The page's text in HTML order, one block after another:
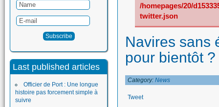
Last published articles
Officier de Port : Une longue
histoire pas forcement simple à
suivre
/homepages/20/
twitter.json
Navires sans
pour bientôt
Category: News
Tweet